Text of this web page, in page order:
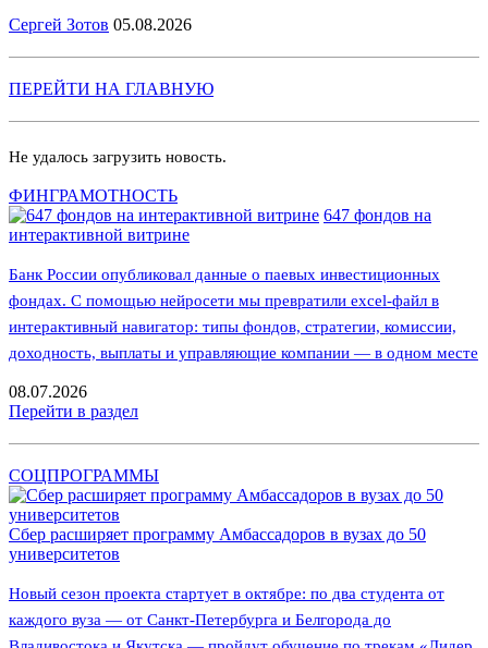
Сергей Зотов 05.08.2026
ПЕРЕЙТИ НА ГЛАВНУЮ
Не удалось загрузить новость.
ФИНГРАМОТНОСТЬ
647 фондов на
интерактивной витрине
Банк России опубликовал данные о паевых инвестиционных
фондах. С помощью нейросети мы превратили excel-файл в
интерактивный навигатор: типы фондов, стратегии, комиссии,
доходность, выплаты и управляющие компании — в одном месте
08.07.2026
Перейти в раздел
СОЦПРОГРАММЫ
Сбер расширяет программу Амбассадоров в вузах до 50
университетов
Новый сезон проекта стартует в октябре: по два студента от
каждого вуза — от Санкт-Петербурга и Белгорода до